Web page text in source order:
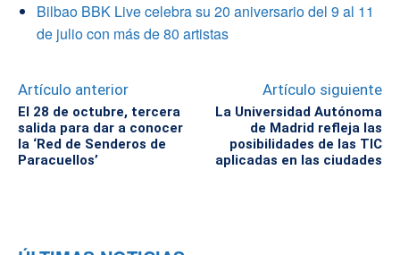
Bilbao BBK Live celebra su 20 aniversario del 9 al 11
de julio con más de 80 artistas
Artículo anterior
El 28 de octubre, tercera
salida para dar a conocer
la ‘Red de Senderos de
Paracuellos’
Artículo siguiente
La Universidad Autónoma
de Madrid refleja las
posibilidades de las TIC
aplicadas en las ciudades